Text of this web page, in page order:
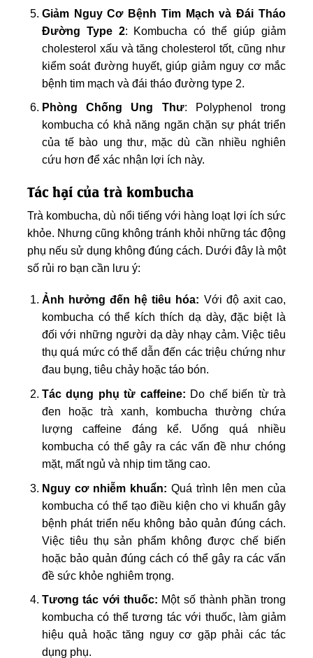
Giảm Nguy Cơ Bệnh Tim Mạch và Đái Tháo
Đường Type 2: Kombucha có thể giúp giảm
cholesterol xấu và tăng cholesterol tốt, cũng như
kiểm soát đường huyết, giúp giảm nguy cơ mắc
bệnh tim mạch và đái tháo đường type 2.
Phòng Chống Ung Thư: Polyphenol trong
kombucha có khả năng ngăn chặn sự phát triển
của tế bào ung thư, mặc dù cần nhiều nghiên
cứu hơn để xác nhận lợi ích này.
Tác hại của trà kombucha
Trà kombucha, dù nổi tiếng với hàng loạt lợi ích sức
khỏe. Nhưng cũng không tránh khỏi những tác động
phụ nếu sử dụng không đúng cách. Dưới đây là một
số rủi ro bạn cần lưu ý:
Ảnh hưởng đến hệ tiêu hóa: Với độ axit cao,
kombucha có thể kích thích dạ dày, đặc biệt là
đối với những người dạ dày nhạy cảm. Việc tiêu
thụ quá mức có thể dẫn đến các triệu chứng như
đau bụng, tiêu chảy hoặc táo bón.
Tác dụng phụ từ caffeine: Do chế biến từ trà
đen hoặc trà xanh, kombucha thường chứa
lượng caffeine đáng kể. Uống quá nhiều
kombucha có thể gây ra các vấn đề như chóng
mặt, mất ngủ và nhịp tim tăng cao.
Nguy cơ nhiễm khuẩn: Quá trình lên men của
kombucha có thể tạo điều kiện cho vi khuẩn gây
bệnh phát triển nếu không bảo quản đúng cách.
Việc tiêu thụ sản phẩm không được chế biến
hoặc bảo quản đúng cách có thể gây ra các vấn
đề sức khỏe nghiêm trọng.
Tương tác với thuốc: Một số thành phần trong
kombucha có thể tương tác với thuốc, làm giảm
hiệu quả hoặc tăng nguy cơ gặp phải các tác
dụng phụ.